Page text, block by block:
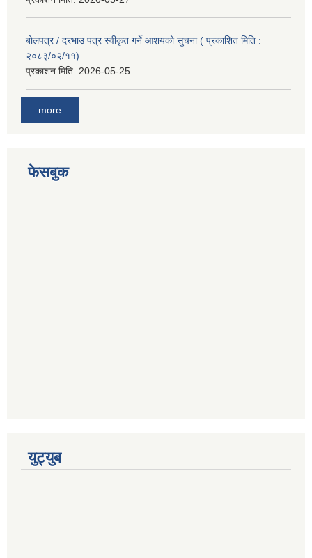
बोलपत्र / दरभाउ पत्र स्वीकृत गर्ने आशयको सुचना ( प्रकाशित मिति :
२०८३/०२/११)
प्रकाशन मिति: 2026-05-25
more
फेसबुक
युट्युब